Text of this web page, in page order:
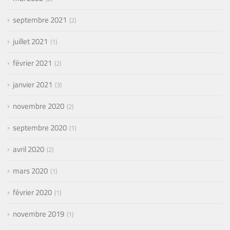
septembre 2021 2
juillet 2021 1
février 2021 2
janvier 2021 3
novembre 2020 2
septembre 2020 1
avril 2020 2
mars 2020 1
février 2020 1
novembre 2019 1